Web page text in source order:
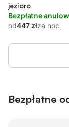
jezioro
Bezpłatne
od447 złza noc
Bezpłatne